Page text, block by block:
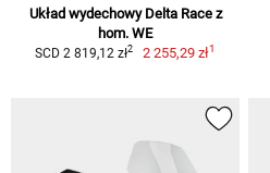
Układ wydechowy Delta Race z
hom. WE
SCD 2 819,12 zł2 2 255,29 zł1